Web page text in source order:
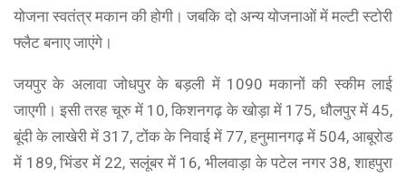
योजना स्वतंत्र मकान की होगी। जबकि दो अन्य योजनाओं में मल्टी स्टोरी
फ्लैट बनाए जाएंगे।
जयपुर के अलावा जोधपुर के बड़ली में 1090 मकानों की स्कीम लाई
जाएगी। इसी तरह चूरु में 10, किशनगढ़ के खोड़ा में 175, धौलपुर में 45,
बूंदी के लाखेरी में 317, टोंक के निवाई में 77, हनुमानगढ़ में 504, आबूरोड
में 189, भिंडर में 22, सलूंबर में 16, भीलवाड़ा के पटेल नगर 38, शाहपुरा